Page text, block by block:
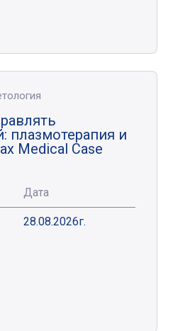
плазмотерапия и
Medical Case
Дата
28.08.2026г.